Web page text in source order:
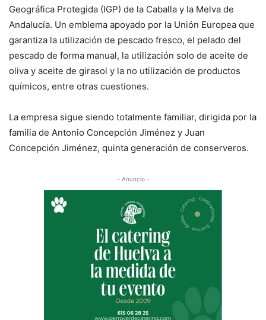
Geográfica Protegida (IGP) de la Caballa y la Melva de
Andalucía. Un emblema apoyado por la Unión Europea que
garantiza la utilización de pescado fresco, el pelado del
pescado de forma manual, la utilización solo de aceite de
oliva y aceite de girasol y la no utilización de productos
químicos, entre otras cuestiones.
La empresa sigue siendo totalmente familiar, dirigida por la
familia de Antonio Concepción Jiménez y Juan
Concepción Jiménez, quinta generación de conserveros.
- Anuncio -